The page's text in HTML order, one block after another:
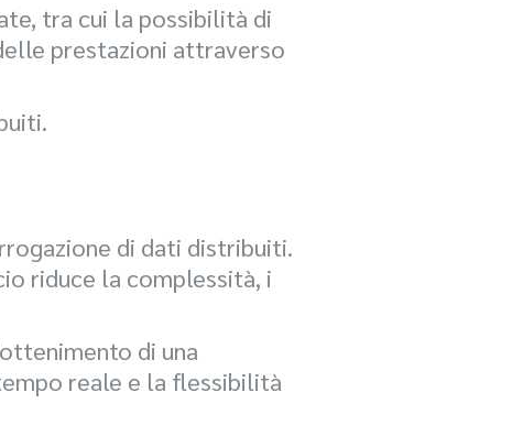
tra cui la possibilità di
prestazioni attraverso
di dati distribuiti.
riduce la complessità, i
di una
reale e la flessibilità